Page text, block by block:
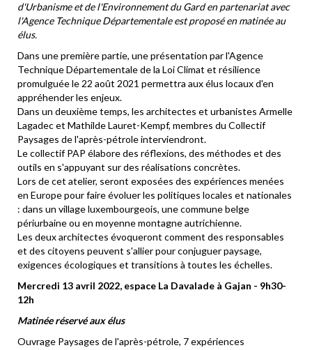
d'Urbanisme et de l'Environnement du Gard en partenariat avec
l'Agence Technique Départementale est proposé en matinée au
élus.
Dans une première partie, une présentation par l'Agence
Technique Départementale de la Loi Climat et résilience
promulguée le 22 août 2021 permettra aux élus locaux d'en
appréhender les enjeux.
Dans un deuxième temps, les architectes et urbanistes Armelle
Lagadec et Mathilde Lauret-Kempf, membres du Collectif
Paysages de l'après-pétrole interviendront.
Le collectif PAP élabore des réflexions, des méthodes et des
outils en s'appuyant sur des réalisations concrètes.
Lors de cet atelier, seront exposées des expériences menées
en Europe pour faire évoluer les politiques locales et nationales
: dans un village luxembourgeois, une commune belge
périurbaine ou en moyenne montagne autrichienne.
Les deux architectes évoqueront comment des responsables
et des citoyens peuvent s'allier pour conjuguer paysage,
exigences écologiques et transitions à toutes les échelles.
Mercredi 13 avril 2022, espace La Davalade à Gajan - 9h30-
12h
Matinée réservé aux élus
Ouvrage Paysages de l'après-pétrole, 7 expériences